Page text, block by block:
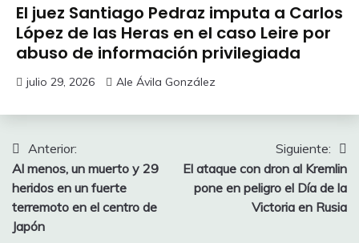
El juez Santiago Pedraz imputa a Carlos
López de las Heras en el caso Leire por
abuso de información privilegiada
julio 29, 2026 Ale Ávila González
Navegación
de
entradas
Anterior:
Al menos, un muerto y 29
heridos en un fuerte
terremoto en el centro de
Japón
Siguiente:
El ataque con dron al Kremlin
pone en peligro el Día de la
Victoria en Rusia